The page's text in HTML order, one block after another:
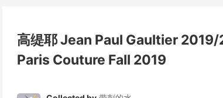
高缇耶 Jean Paul Gaultier
Paris Couture Fall 2019